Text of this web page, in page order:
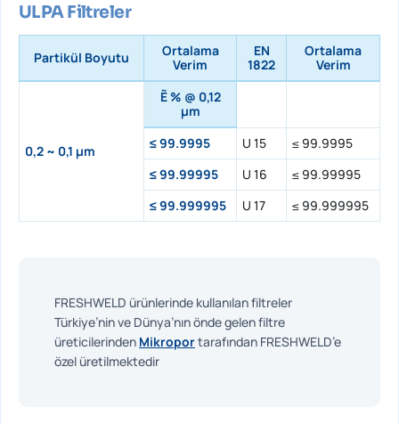
ULPA Filtreler
Partikül Boyutu
Ortalama
Verim
EN
1822
Ortalama
Verim
0,2 ~ 0,1 µm
Ẽ % @ 0,12
µm
≤ 99.9995
U 15
≤ 99.9995
≤ 99.99995
U 16
≤ 99.99995
≤ 99.999995
U 17 ≤ 99.999995
FRESHWELD ürünlerinde kullanılan filtreler
Türkiye’nin ve Dünya’nın önde gelen filtre
üreticilerinden Mikroportarafından FRESHWELD’e
özel üretilmektedir